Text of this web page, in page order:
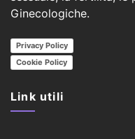
Ginecologiche.
Privacy Policy
Cookie Policy
Link utili